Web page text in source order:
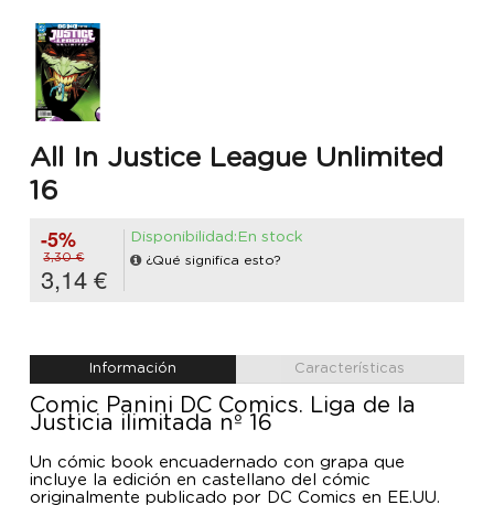
All In Justice League Unlimited
16
-5%
3,30 €
3,14 €
Disponibilidad:En stock
¿Qué significa esto?
Información Características
Comic Panini DC Comics. Liga de la
Justicia ilimitada nº 16
Un cómic book encuadernado con grapa que
incluye la edición en castellano del cómic
originalmente publicado por DC Comics en EE.UU.